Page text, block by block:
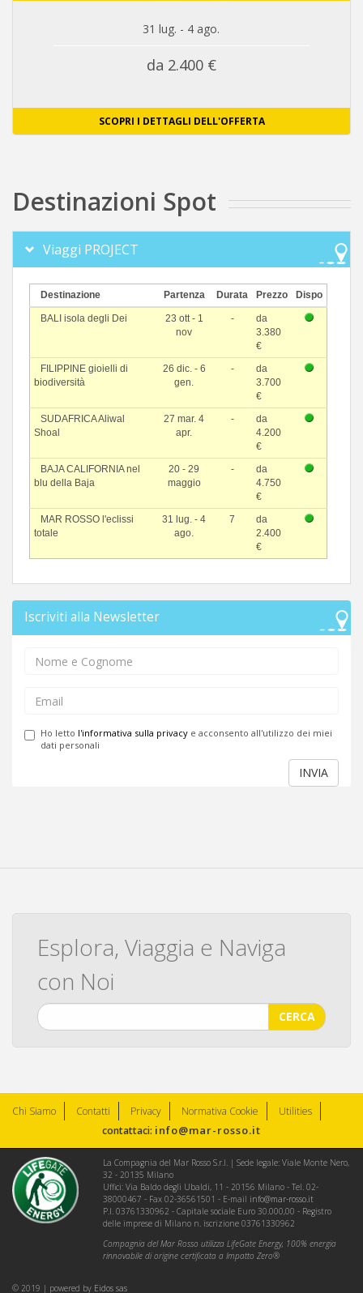
31 lug. - 4 ago.
da 2.400 €
SCOPRI I DETTAGLI DELL'OFFERTA
Destinazioni Spot
Viaggi PROJECT
Destinazione Partenza Durata Prezzo Dispo
BALI isola degli Dei
23 ott - 1
nov
-
da
3.380
€
FILIPPINE gioielli di
biodiversità
26 dic. - 6
gen.
-
da
3.700
€
SUDAFRICA Aliwal
Shoal
27 mar. 4
apr.
-
da
4.200
€
BAJA CALIFORNIA nel
blu della Baja
20 - 29
maggio
-
da
4.750
€
MAR ROSSO l'eclissi
totale
31 lug. - 4
ago.
7
da
2.400
€
Iscriviti alla Newsletter
Ho letto l'informativa sulla privacy e acconsento all'utilizzo dei miei
dati personali
INVIA
Esplora, Viaggia e Naviga
con Noi
CERCA
Chi Siamo Contatti Privacy Normativa Cookie
Utilities
contattaci: info@mar-rosso.it
La Compagnia del Mar Rosso S.r.l. | Sede legale: Viale Monte Nero,
32 - 20135 Milano
Uffici: Via Baldo degli Ubaldi, 11 - 20156 Milano - Tel. 02-
38000467 - Fax 02-36561501 - E-mail info@mar-rosso.it
P.I. 03761330962 - Capitale sociale Euro 30.000,00 - Registro
delle imprese di Milano n. iscrizione 03761330962
Compagnia del Mar Rosso utilizza LifeGate Energy, 100% energia
rinnovabile di origine certificata a Impatto Zero®
© 2019 | powered by Eidos sas